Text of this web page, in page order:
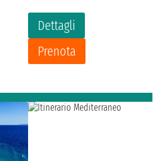
Dettagli
Prenota